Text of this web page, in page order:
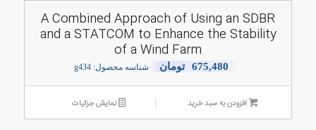
A Combined Approach of Using an SDBR
and a STATCOM to Enhance the Stability
of a Wind Farm
675,480 تومان شناسه محصول: g434
افزودن به سبد خرید نمایش جزئیات